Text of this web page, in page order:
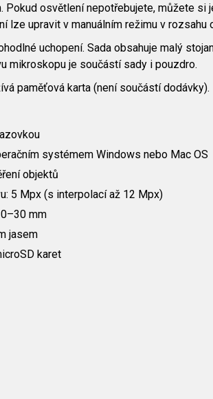
osvětlení nepotřebujete, můžete si
upravit v manuálním režimu v rozsahu
uchopení. Sada obsahuje malý
mikroskopu je součástí sady i pouzdro.
paměťová karta (není součástí dodávky).
systémem Windows nebo Mac OS
objektů
5 Mpx (s interpolací až 12 Mpx)
mm
jasem
karet